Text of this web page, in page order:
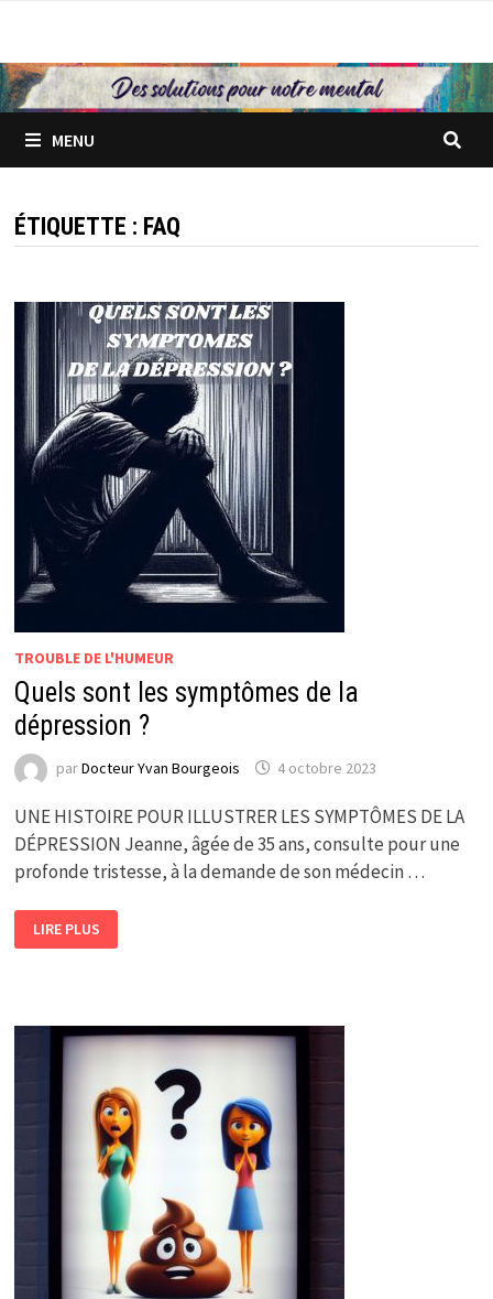
contenu
MENU
ÉTIQUETTE : FAQ
TROUBLE DE L'HUMEUR
Quels sont les symptômes de la
dépression ?
parDocteur Yvan Bourgeois 4 octobre 2023
UNE HISTOIRE POUR ILLUSTRER LES SYMPTÔMES DE LA
DÉPRESSION Jeanne, âgée de 35 ans, consulte pour une
profonde tristesse, à la demande de son médecin …
QUELS
SONT
LES
?
LIRE PLUS